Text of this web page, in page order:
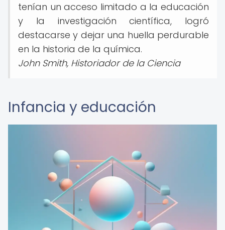
tenían un acceso limitado a la educación
y la investigación científica, logró
destacarse y dejar una huella perdurable
en la historia de la química.
John Smith, Historiador de la Ciencia
Infancia y educación